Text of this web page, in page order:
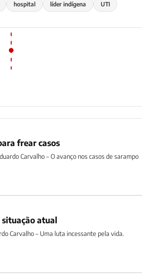
hospital líder indígena UTI
frear casos
Carvalho – O avanço nos casos de sarampo
situação atual
Carvalho – Uma luta incessante pela vida.